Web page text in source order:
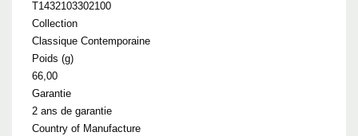
T1432103302100
Collection
Classique Contemporaine
Poids (g)
66,00
Garantie
2 ans de garantie
Country of Manufacture